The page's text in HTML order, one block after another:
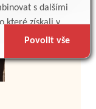
s dalšími
které získali v
Povolit vše